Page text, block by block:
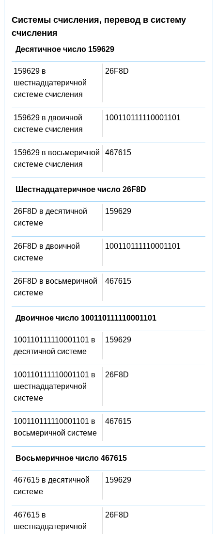
Системы счисления, перевод в систему
счисления
Десятичное число 159629
159629 в
шестнадцатеричной
системе счисления
26F8D
159629 в двоичной
системе счисления
100110111110001101
159629 в восьмеричной
системе счисления
467615
Шестнадцатеричное число 26F8D
26F8D в десятичной
системе
159629
26F8D в двоичной
системе
100110111110001101
26F8D в восьмеричной
системе
467615
Двоичное число 100110111110001101
100110111110001101 в
десятичной системе
159629
100110111110001101 в
шестнадцатеричной
системе
26F8D
100110111110001101 в
восьмеричной системе
467615
Восьмеричное число 467615
467615 в десятичной
системе
159629
467615 в
шестнадцатеричной
26F8D